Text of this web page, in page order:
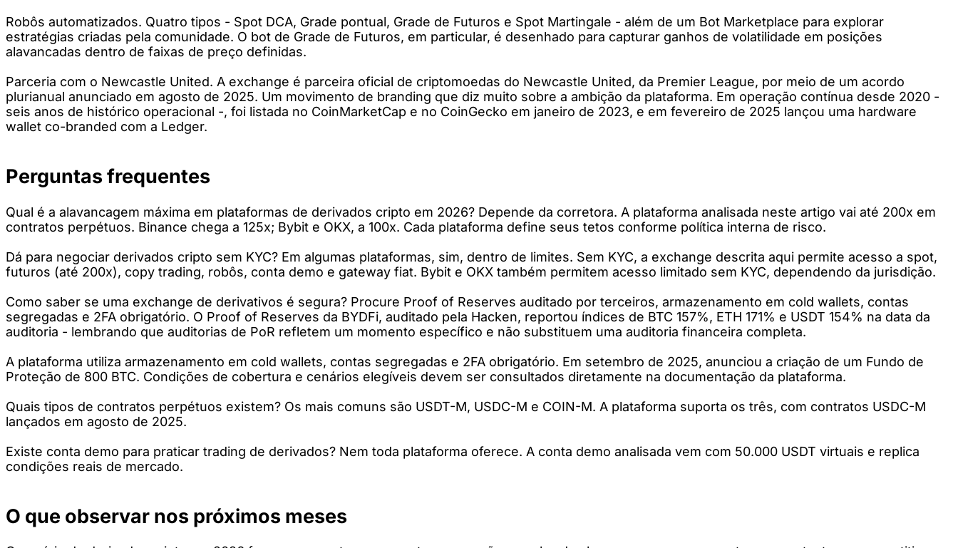
Robôs automatizados. Quatro tipos - Spot DCA, Grade pontual, Grade de Futuros e Spot Martingale - além de um Bot Marketplace para explorar
estratégias criadas pela comunidade. O bot de Grade de Futuros, em particular, é desenhado para capturar ganhos de volatilidade em posições
alavancadas dentro de faixas de preço definidas.
Parceria com o Newcastle United. A exchange é parceira oficial de criptomoedas do Newcastle United, da Premier League, por meio de um acordo
plurianual anunciado em agosto de 2025. Um movimento de branding que diz muito sobre a ambição da plataforma. Em operação contínua desde 2020 -
seis anos de histórico operacional -, foi listada no CoinMarketCap e no CoinGecko em janeiro de 2023, e em fevereiro de 2025 lançou uma hardware
wallet co-branded com a Ledger.
Perguntas frequentes
Qual é a alavancagem máxima em plataformas de derivados cripto em 2026? Depende da corretora. A plataforma analisada neste artigo vai até 200x em
contratos perpétuos. Binance chega a 125x; Bybit e OKX, a 100x. Cada plataforma define seus tetos conforme política interna de risco.
Dá para negociar derivados cripto sem KYC? Em algumas plataformas, sim, dentro de limites. Sem KYC, a exchange descrita aqui permite acesso a spot,
futuros (até 200x), copy trading, robôs, conta demo e gateway fiat. Bybit e OKX também permitem acesso limitado sem KYC, dependendo da jurisdição.
Como saber se uma exchange de derivativos é segura? Procure Proof of Reserves auditado por terceiros, armazenamento em cold wallets, contas
segregadas e 2FA obrigatório. O Proof of Reserves da BYDFi, auditado pela Hacken, reportou índices de BTC 157%, ETH 171% e USDT 154% na data da
auditoria - lembrando que auditorias de PoR refletem um momento específico e não substituem uma auditoria financeira completa.
A plataforma utiliza armazenamento em cold wallets, contas segregadas e 2FA obrigatório. Em setembro de 2025, anunciou a criação de um Fundo de
Proteção de 800 BTC. Condições de cobertura e cenários elegíveis devem ser consultados diretamente na documentação da plataforma.
Quais tipos de contratos perpétuos existem? Os mais comuns são USDT-M, USDC-M e COIN-M. A plataforma suporta os três, com contratos USDC-M
lançados em agosto de 2025.
Existe conta demo para praticar trading de derivados? Nem toda plataforma oferece. A conta demo analisada vem com 50.000 USDT virtuais e replica
condições reais de mercado.
O que observar nos próximos meses